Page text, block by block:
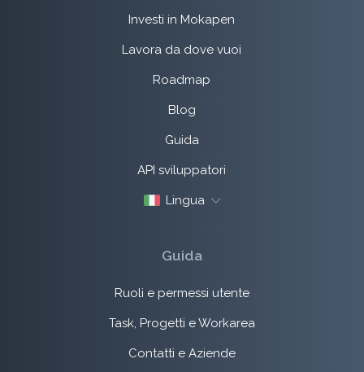
Investi in Mokapen
Lavora da dove vuoi
Roadmap
Blog
Guida
API sviluppatori
Lingua
Guida
Ruoli e permessi utente
Task, Progetti e Workarea
Contatti e Aziende